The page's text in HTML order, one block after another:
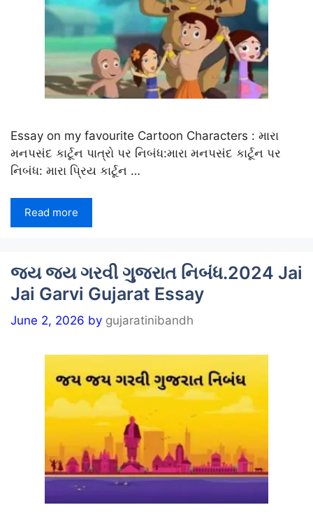
Essay on my favourite Cartoon Characters : મારા
મનપસંદ કાર્ટૂન પાત્રો પર નિબંધ:મારા મનપસંદ કાર્ટૂન પર
નિબંધ: મારા પ્રિય કાર્ટૂન …
Read more
જય જય ગરવી ગુજરાત નિબંધ.2024 Jai
Jai Garvi Gujarat Essay
June 2, 2026 by gujaratinibandh